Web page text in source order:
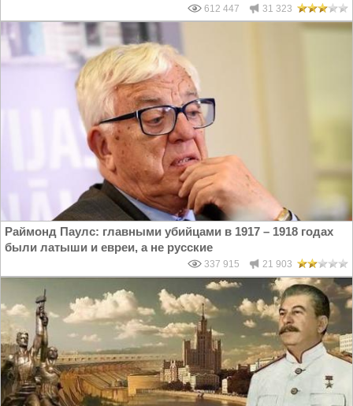
612 447 31 323
Раймонд Паулс: главными убийцами в 1917 – 1918 годах
были латыши и евреи, а не русские
337 915 21 903